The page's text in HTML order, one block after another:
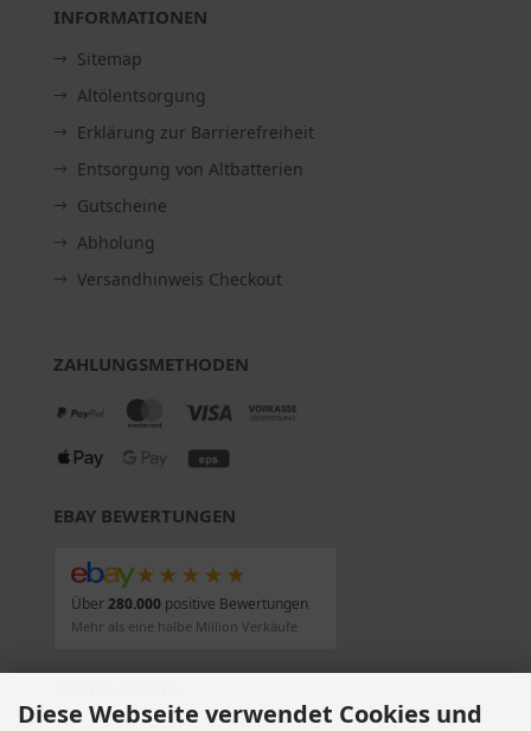
INFORMATIONEN
Sitemap
Altölentsorgung
Erklärung zur Barrierefreiheit
Entsorgung von Altbatterien
Gutscheine
Abholung
Versandhinweis Checkout
ZAHLUNGSMETHODEN
EBAY BEWERTUNGEN
★★★★★
Über280.000positive Bewertungen
Mehr als eine halbe Million Verkäufe
Diese Webseite verwendet Cookies und